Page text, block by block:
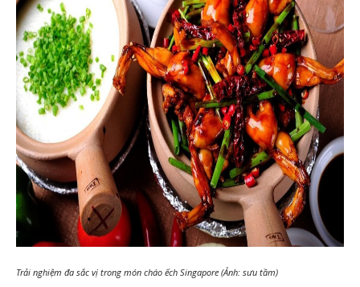
Trải nghiệm đa sắc vị trong món cháo ếch Singapore (Ảnh: sưu tầm)